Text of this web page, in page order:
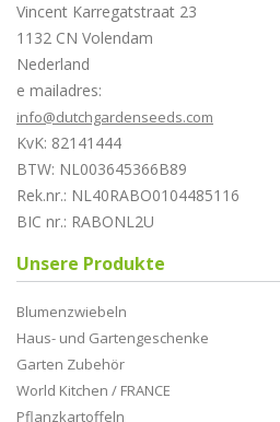
Vincent Karregatstraat 23
1132 CN Volendam
Nederland
e mailadres:
info@dutchgardenseeds.com
KvK: 82141444
BTW: NL003645366B89
Rek.nr.: NL40RABO0104485116
BIC nr.: RABONL2U
Unsere Produkte
Blumenzwiebeln
Haus- und Gartengeschenke
Garten Zubehör
World Kitchen / FRANCE
Pflanzkartoffeln